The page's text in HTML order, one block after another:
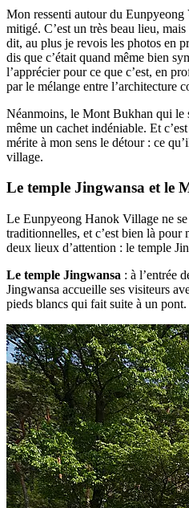
Mon ressenti autour du
mitigé. C’est un très beau lieu,
dit, au plus je revois les photos en
dis que c’était quand même bien
l’apprécier pour ce que c’est, en
par le mélange entre l’architecture
Néanmoins, le Mont Bukhan qui le
même un cachet indéniable. Et
mérite à mon sens le détour : ce
village.
Le temple Jingwansa et le
Le Eunpyeong Hanok Village ne se
traditionnelles, et c’est bien là pour
deux lieux d’attention : le temple
Le temple Jingwansa : à l’entrée
Jingwansa accueille ses visiteurs
pieds blancs qui fait suite à un pont.